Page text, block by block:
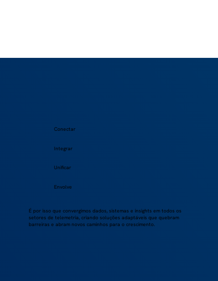
Conectar
Integrar
Unificar
Envolve
É por isso que convergimos dados, sistemas e insights em todos os
setores de telemetria, criando soluções adaptáveis que quebram
barreiras e abram novos caminhos para o crescimento.